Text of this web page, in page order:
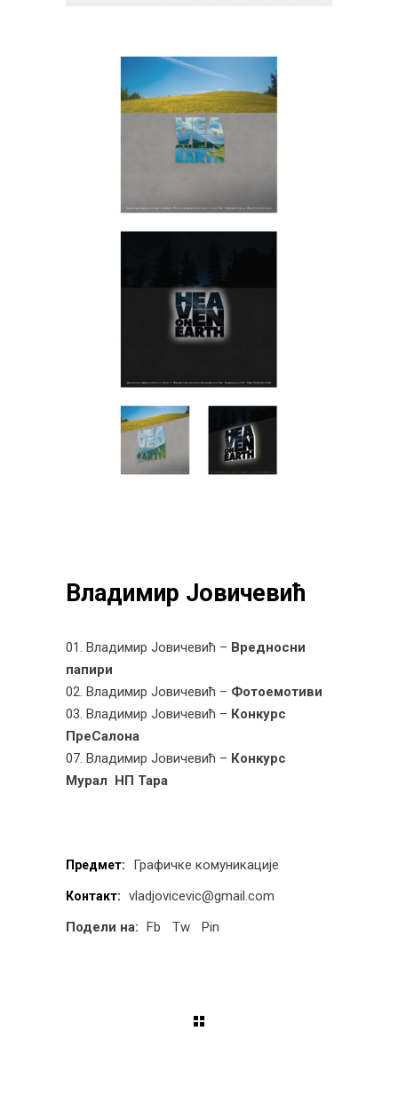
Владимир Јовичевић
01. Владимир Јовичевић – Вредносни
папири
02. Владимир Јовичевић – Фотоемотиви
03. Владимир Јовичевић – Конкурс
ПреСалона
07. Владимир Јовичевић – Конкурс
Мурал НП Тара
Предмет: Графичке комуникације
Контакт:
vladjovicevic@gmail.com
Подели на: Fb Tw Pin